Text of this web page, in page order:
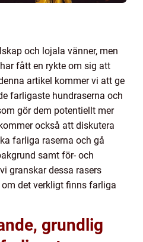
och lojala vänner, men
fått en rykte om sig att
artikel kommer vi att ge
farligaste hundraserna och
gör dem potentiellt mer
också att diskutera
farliga raserna och gå
samt för- och
granskar dessa rasers
det verkligt finns farliga
grundlig